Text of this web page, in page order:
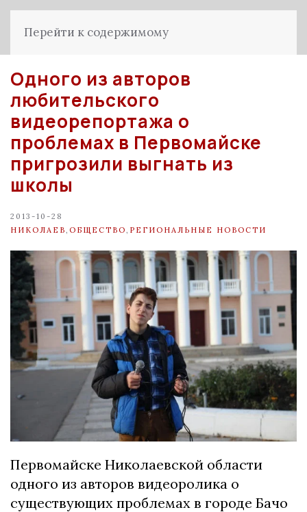
Перейти к содержимому
Одного из авторов
любительского
видеорепортажа о
проблемах в Первомайске
пригрозили выгнать из
школы
2013-10-28
НИКОЛАЕВ ОБЩЕСТВО РЕГИОНАЛЬНЫЕ НОВОСТИ
Первомайске Николаевской области
одного из авторов видеоролика о
существующих проблемах в городе Бачо